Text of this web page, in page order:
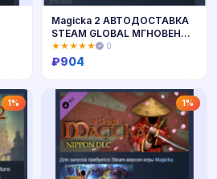
Купить
Magicka 2 АВТОДОСТАВКА
STEAM GLOBAL МГНОВЕННО
ЛИЦЕНЗИЯ
★★★★★ 0
₽904
1% 1%